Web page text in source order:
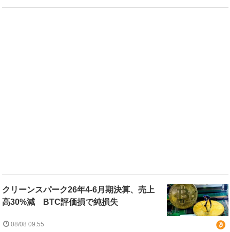
クリーンスパーク26年4-6月期決算、売上
高30%減 BTC評価損で純損失
08/08 09:55